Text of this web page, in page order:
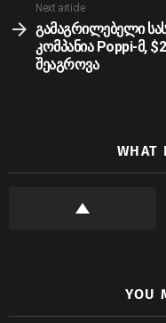
Next article
გამაგრილებელი
კომპანია Poppi-მ,
შეაგროვა
WHAT
YOU